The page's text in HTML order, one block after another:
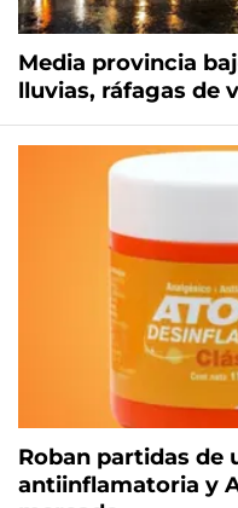
Media provincia
lluvias, ráfagas de
Roban partidas de
antiinflamatoria y